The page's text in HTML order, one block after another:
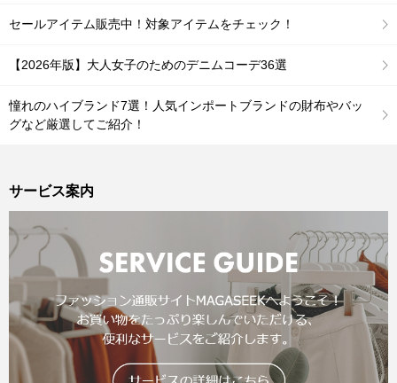
セールアイテム販売中！対象アイテムをチェック！
【2026年版】大人女子のためのデニムコーデ36選
憧れのハイブランド7選！人気インポートブランドの財布やバッ
グなど厳選してご紹介！
サービス案内